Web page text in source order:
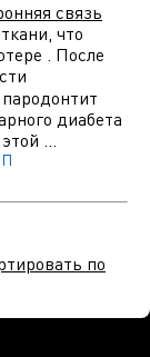
связь
что
. После
диабета
...
по